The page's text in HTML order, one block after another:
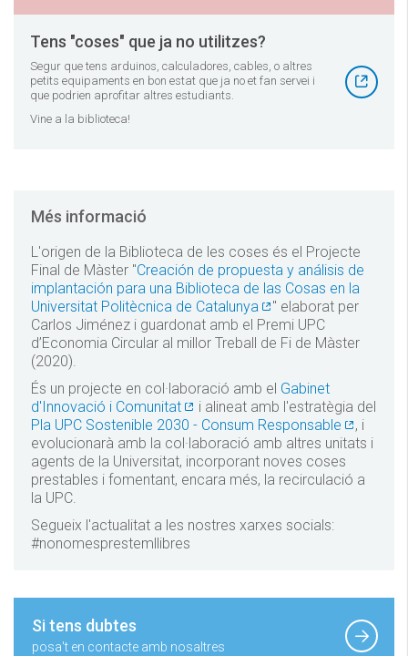
Tens "coses" que ja no utilitzes?
Segur que tens arduinos, calculadores, cables, o altres
petits equipaments en bon estat que ja no et fan servei i
que podrien aprofitar altres estudiants.
Vine a la biblioteca!
Més informació
L'origen de la Biblioteca de les coses és el Projecte
Final de Màster "Creación de propuesta y análisis de
implantación para una Biblioteca de las Cosas en la
Universitat Politècnica de Catalunya
" elaborat per
Carlos Jiménez i guardonat amb el Premi UPC
d’Economia Circular al millor Treball de Fi de Màster
(2020).
És un projecte en col·laboració amb el Gabinet
d'Innovació i Comunitat
i alineat amb l'estratègia del
Pla UPC Sostenible 2030 - Consum Responsable
, i
evolucionarà amb la col·laboració amb altres unitats i
agents de la Universitat, incorporant noves coses
prestables i fomentant, encara més, la recirculació a
la UPC.
Segueix l'actualitat a les nostres xarxes socials:
#nonomesprestemllibres
Si tens dubtes
posa't en contacte amb nosaltres